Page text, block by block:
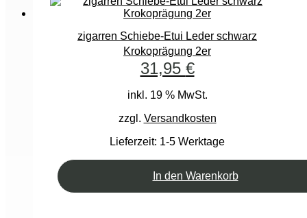
zigarren Schiebe-Etui Leder schwarz
Krokoprägung 2er
31,95 €
inkl. 19 % MwSt.
zzgl. Versandkosten
Lieferzeit: 1-5 Werktage
In den Warenkorb